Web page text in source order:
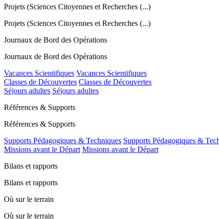
Projets (Sciences Citoyennes et Recherches (...)
Projets (Sciences Citoyennes et Recherches (...)
Journaux de Bord des Opérations
Journaux de Bord des Opérations
Vacances Scientifiques Vacances Scientifiques
Classes de Découvertes Classes de Découvertes
Séjours adultes Séjours adultes
Références & Supports
Références & Supports
Supports Pédagogiques & Techniques Supports Pédagogiques &
Missions avant le Départ Missions avant le Départ
Bilans et rapports
Bilans et rapports
Où sur le terrain
Où sur le terrain